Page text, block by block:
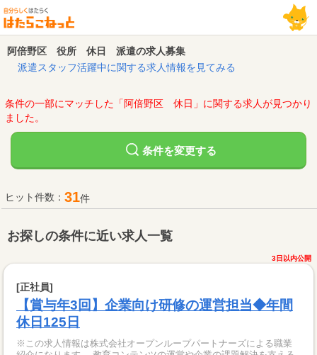
阿倍野区 役所 休日 派遣の求人募集
派遣スタッフ活躍中に関する求人情報を見てみる
条件の一部にマッチした「阿倍野区 休日」に関する求人が見つかり
ました。
条件を変更する
ヒット件数： 31件
お探しの条件に近い求人一覧
3日以内公開
[正社員]
【賞与年3回】企業向け研修の運営担当◆年間
休日125日
※この求人情報は株式会社オープンループパートナーズによる職業